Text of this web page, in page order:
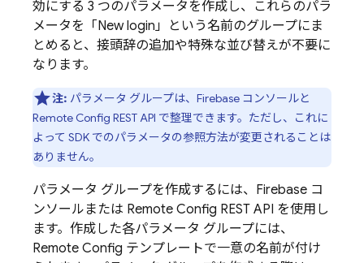
効にする 3 つのパラメータを作成し、これらのパラ
メータを「New login」という名前のグループにま
とめると、接頭辞の追加や特殊な並び替えが不要に
なります。
注: パラメータ グループは、 Firebaseコンソールと
Remote Config REST API で整理できます。ただし、これに
よって SDK でのパラメータの参照方法が変更されることは
ありません。
パラメータ グループを作成するには、 Firebase コ
ンソールまたは Remote Config REST API を使用し
ます。作成した各パラメータ グループには、
Remote Config テンプレートで一意の名前が付け